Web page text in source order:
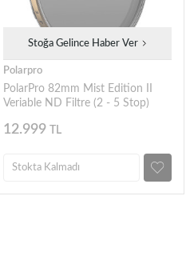
Stoğa Gelince Haber Ver
Polarpro
PolarPro 82mm Mist Edition II
Veriable ND Filtre (2 - 5 Stop)
12.999 TL
Stokta Kalmadı